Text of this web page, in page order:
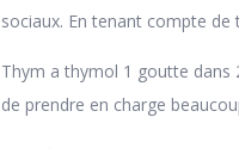
sociaux. En tenant compte
Thym a thymol 1 goutte dans
de prendre en charge